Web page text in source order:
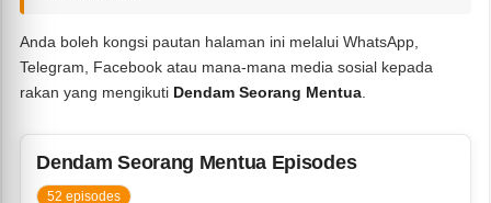
Anda boleh kongsi pautan halaman ini melalui WhatsApp,
Telegram, Facebook atau mana-mana media sosial kepada
rakan yang mengikuti Dendam Seorang Mentua
Dendam Seorang Mentua Episodes
52 episodes